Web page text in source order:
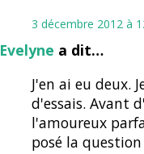
3 décembre 2012 à
Evelyne a dit…
J'en ai eu deux.
d'essais. Avant
l'amoureux
posé la